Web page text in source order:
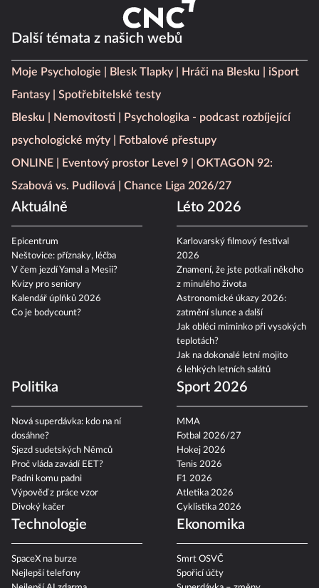
Další témata z našich webů
Moje Psychologie Blesk Tlapky Hráči na Blesku
iSport
Fantasy
Spotřebitelské testy
Blesku
Nemovitosti
Psychologika - podcast rozbíjející
psychologické mýty
Fotbalové přestupy
ONLINE
Eventový prostor Level 9
OKTAGON 92:
Szabová vs. Pudilová
Chance Liga 2026/27
Aktuálně
Epicentrum
Neštovice: příznaky, léčba
V čem jezdí Yamal a Mesii?
Kvízy pro seniory
Kalendář úplňků 2026
Co je bodycount?
Léto 2026
Karlovarský filmový festival
2026
Znamení, že jste potkali někoho
z minulého života
Astronomické úkazy 2026:
zatmění slunce a další
Jak obléci miminko při vysokých
teplotách?
Jak na dokonalé letní mojito
6 lehkých letních salátů
Politika
Nová superdávka: kdo na ní
dosáhne?
Sjezd sudetských Němců
Proč vláda zavádí EET?
Padni komu padni
Výpověď z práce vzor
Divoký kačer
Sport 2026
MMA
Fotbal 2026/27
Hokej 2026
Tenis 2026
F1 2026
Atletika 2026
Cyklistika 2026
Technologie
SpaceX na burze
Nejlepší telefony
Ekonomika
Smrt OSVČ
Spořicí účty